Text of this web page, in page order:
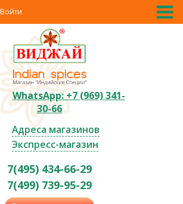
Войти
WhatsApp: +7 (969) 341-
30-66
Адреса магазинов
Экспресс-магазин
7(495) 434-66-29
7(499) 739-95-29